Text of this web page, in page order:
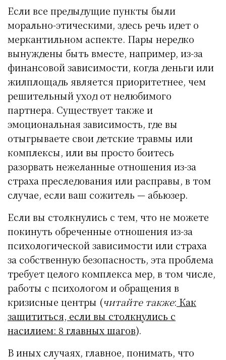
Если все предыдущие пункты были
морально-этическими, здесь речь идет о
меркантильном аспекте. Пары нередко
вынуждены быть вместе, например, из-за
финансовой зависимости, когда деньги или
жилплощадь является приоритетнее, чем
решительный уход от нелюбимого
партнера. Существует также и
эмоциональная зависимость, где вы
отыгрываете свои детские травмы или
комплексы, или вы просто боитесь
разорвать нежеланные отношения из-за
страха преследования или расправы, в том
случае, если ваш сожитель — абьюзер.
Если вы столкнулись с тем, что не можете
покинуть обреченные отношения из-за
психологической зависимости или страха
за собственную безопасность, эта проблема
требует целого комплекса мер, в том числе,
работы с психологом и обращения в
кризисные центры (читайте также: Как
защититься, если вы столкнулись с
насилием: 8 главных шагов).
В иных случаях, главное, понимать, что